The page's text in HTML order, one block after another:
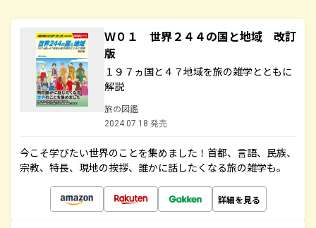
Ｗ０１ 世界２４４の国と地域 改訂
版
１９７ヵ国と４７地域を旅の雑学とともに
解説
旅の図鑑
2024.07.18 発売
今こそ学びたい世界のことを集めました！首都、言語、民族、
宗教、特長、現地の挨拶、誰かに話したくなる旅の雑学も。
詳細を見る